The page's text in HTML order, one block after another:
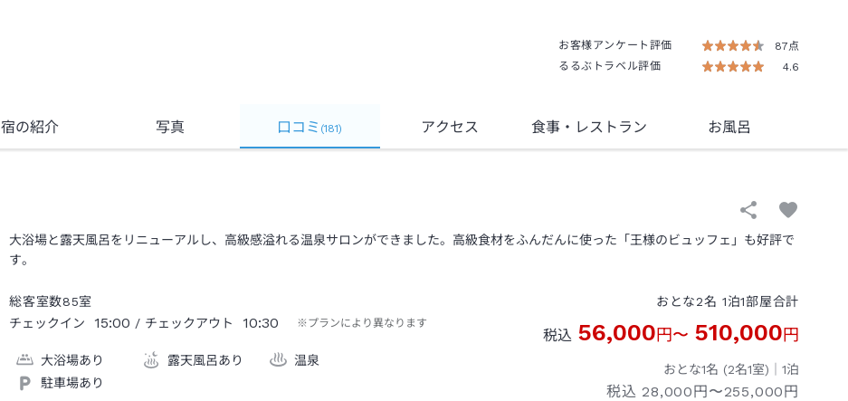
お客様アンケート評価
87点
るるぶトラベル評価
4.6
宿の紹介 写真 口コミ (181) アクセス 食事 ・レストラン お風呂
大浴場と露天風呂をリニューアルし、高級感溢れる温泉サロンができました。高級食材をふんだんに使った「王様のビュッフェ」も好評で
す。
総客室数85室
チェックイン
15:00 / チェックアウト 10:30 ※プランにより異なります
大浴場あり 露天風呂あり
温泉
駐車場あり
おとな2名 1泊1部屋合計
税込 56,000円〜 510,000円
おとな1名 (2名1室)｜ 1泊
税込 28,000円〜255,000円